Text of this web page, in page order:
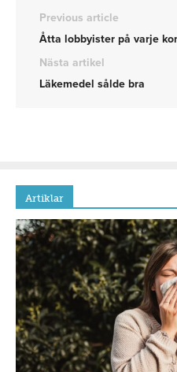
Previous article
Åtta lobbyister på varje
Nästa artikel
Läkemedel sålde bra
Artiklar